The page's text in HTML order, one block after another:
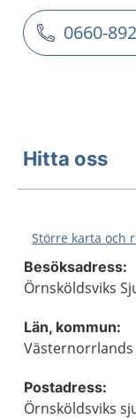
0660-
Hitta oss
Större karta och
Besöksadress:
Örnsköldsviks
Län, kommun:
Postadress:
Örnsköldsviks